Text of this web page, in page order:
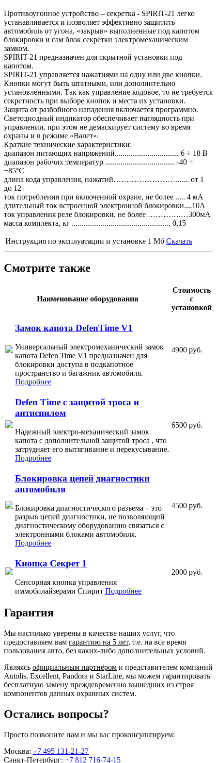
Противоугонное устройство – секретка - SPIRIT-21 легко
устанавливается и позволяет эффективно защитить
автомобиль от угона, «закрыв» выполненные под капотом
блокировки и сам блок секретки электромеханическим
замком.
SPIRIT-21 предназначен для скрытной установки под
капотом.
SPIRIT-21 управляется нажатиями на одну или две кнопки.
Кнопки могут быть штатными, или дополнительно
установленными. Так как управление кодовое, то не требуется
секретность при выборе кнопок и места их установки.
Защита от разбойного нападения включается программно.
Светодиодный индикатор обеспечивает наглядность при
управлении, при этом не демаскирует систему во время
охраны и в режиме «Валет».
Краткие технические характеристики:
диапазон питающих напряжений................................. 6 ÷ 18 В
диапазон рабочих температур .................................... -40 ÷
+85°C
длина кода управления, нажатий……………………....... от 1
до 12
ток потребления при включенной охране, не более ..... 4 мА
длительный ток встроенной электронной блокировки....10А
ток управления реле блокировки, не более ………….…300мА
масса комплекта, кг ................................................... 0,15
Инструкция по эксплуатации и установке 1 Мб Скачать
Смотрите также
Наименование оборудования
Стоимость
с
установкой
Замок капота DefenTime V1
Универсальный электромеханический замок
капота Defen Time V1 предназначен для
блокировки доступа в подкапотное
пространство и багажник автомобиля.
Подробнее
4900 руб.
Defen Time с защитой троса и
антиспилом
Надежный электро-механический замок
капота с дополнительной защитой троса , что
затрудняет его вытягивание и перекусывание.
Подробнее
6500 руб.
Блокировка цепей диагностики
автомобиля
Блокировка диагностического разъема – это
разрыв цепей диагностики, не позволяющий
диагностическому оборудованию связаться с
электронными блоками автомобиля.
Подробнее
4500 руб.
Кнопка Секрет 1
Сенсорная кнопка управления
иммобилайзерами Спирит Подробнее
2000 руб.
Гарантия
Мы настолько уверены в качестве наших услуг, что
предоставляем вам гарантию на 5 лет, т.е. на все время
пользования авто, без каких-либо дополнительных условий.
Являясь официальным партнёром и представителем компаний
Autolis, Excellent, Pandora и StarLine, мы можем гарантировать
бесплатную замену преждевременно вышедших из строя
компонентов данных охранных систем.
Остались вопросы?
Просто позвоните нам и мы вас проконсультируем:
Москва: +7 495 131-21-27
Санкт-Петербург: +7 812 716-74-15